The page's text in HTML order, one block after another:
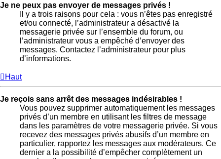
Je ne peux pas envoyer de messages privés !
Il y a trois raisons pour cela : vous n’êtes pas enregistré
et/ou connecté, l’administrateur a désactivé la
messagerie privée sur l’ensemble du forum, ou
l’administrateur vous a empêché d’envoyer des
messages. Contactez l’administrateur pour plus
d’informations.
Haut
Je reçois sans arrêt des messages indésirables !
Vous pouvez supprimer automatiquement les messages
privés d’un membre en utilisant les filtres de message
dans les paramètres de votre messagerie privée. Si vous
recevez des messages privés abusifs d’un membre en
particulier, rapportez les messages aux modérateurs. Ce
dernier a la possibilité d’empêcher complètement un